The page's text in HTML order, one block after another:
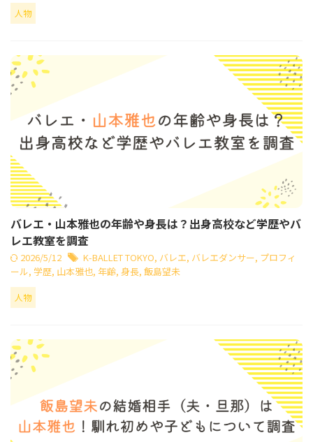
人物
バレエ・山本雅也の年齢や身長は？出身高校など学歴やバ
レエ教室を調査
2026/5/12 K-BALLET TOKYO, バレエ, バレエダンサー, プロフィ
ール, 学歴, 山本雅也, 年齢, 身長, 飯島望未
人物